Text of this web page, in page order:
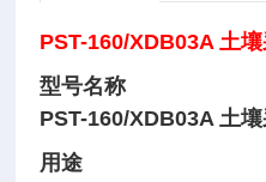
PST-160/XDB03A 土
型号名称
PST-160/XDB03A 土
用途